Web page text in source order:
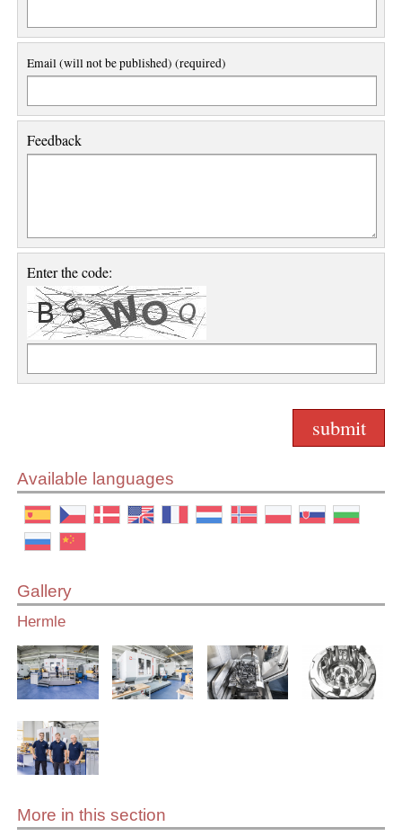
Email (will not be published) (required)
Feedback
Enter the code:
Available languages
Gallery
Hermle
More in this section